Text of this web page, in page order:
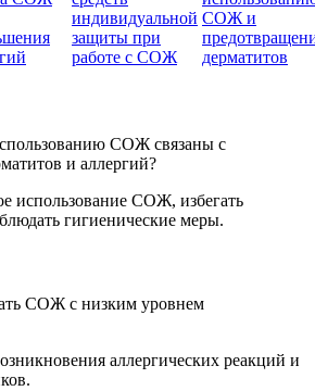
индивидуальной
защиты при
работе с СОЖ
СОЖ и
дерматитов
СОЖ связаны с
и аллергий?
использование СОЖ, избегать
гигиенические меры.
СОЖ с низким уровнем
аллергических реакций и